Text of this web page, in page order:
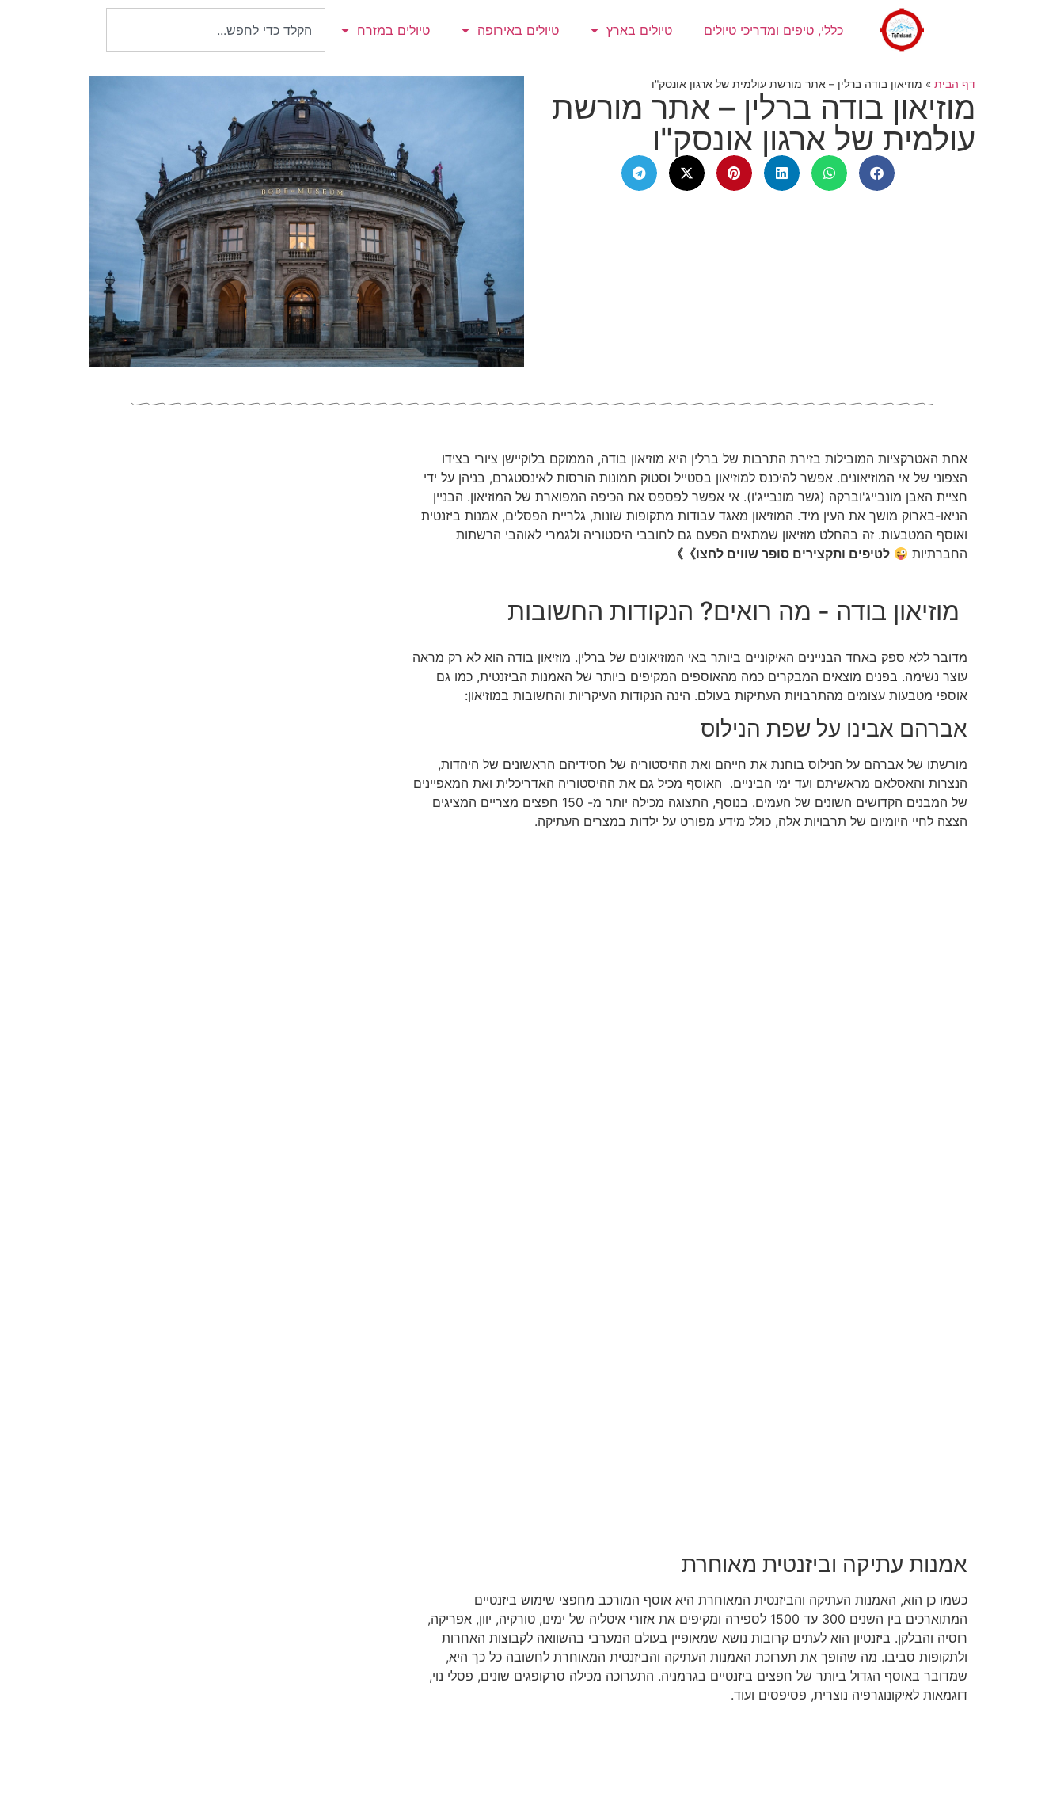
כללי, טיפים ומדריכי טיולים טיולים בארץ טיולים באירופה טיולים במזרח
דף הבית » מוזיאון בודה ברלין – אתר מורשת עולמית של ארגון אונסק"ו
מוזיאון בודה ברלין – אתר מורשת
עולמית של ארגון אונסק"ו
אחת האטרקציות המובילות בזירת התרבות של ברלין היא מוזיאון בודה, הממוקם בלוקיישן ציורי בצידו
הצפוני של אי המוזיאונים. אפשר להיכנס למוזיאון בסטייל וסטוק תמונות הורסות לאינסטגרם, בניהן על ידי
חציית האבן מונבייג'וברקה (גשר מונבייג'ו). אי אפשר לפספס את הכיפה המפוארת של המוזיאון. הבניין
הניאו-בארוק מושך את העין מיד. המוזיאון מאגד עבודות מתקופות שונות, גלריית הפסלים, אמנות ביזנטית
ואוסף המטבעות. זה בהחלט מוזיאון שמתאים הפעם גם לחובבי היסטוריה ולגמרי לאוהבי הרשתות
החברתיות
לטיפים ותקצירים סופר שווים לחצו》》
מוזיאון בודה - מה רואים? הנקודות החשובות
מדובר ללא ספק באחד הבניינים האיקוניים ביותר באי המוזיאונים של ברלין. מוזיאון בודה הוא לא רק מראה
עוצר נשימה. בפנים מוצאים המבקרים כמה מהאוספים המקיפים ביותר של האמנות הביזנטית, כמו גם
אוספי מטבעות עצומים מהתרבויות העתיקות בעולם. הינה הנקודות העיקריות והחשובות במוזיאון:
אברהם אבינו על שפת הנילוס
מורשתו של אברהם על הנילוס בוחנת את חייהם ואת ההיסטוריה של חסידיהם הראשונים של היהדות,
הנצרות והאסלאם מראשיתם ועד ימי הביניים. האוסף מכיל גם את ההיסטוריה האדריכלית ואת המאפיינים
של המבנים הקדושים השונים של העמים. בנוסף, התצוגה מכילה יותר מ- 150 חפצים מצריים המציגים
הצצה לחיי היומיום של תרבויות אלה, כולל מידע מפורט על ילדות במצרים העתיקה.
אמנות עתיקה וביזנטית מאוחרת
כשמו כן הוא, האמנות העתיקה והביזנטית המאוחרת היא אוסף המורכב מחפצי שימוש ביזנטיים
המתוארכים בין השנים 300 עד 1500 לספירה ומקיפים את אזורי איטליה של ימינו, טורקיה, יוון, אפריקה,
רוסיה והבלקן. ביזנטיון הוא לעתים קרובות נושא שמאופיין בעולם המערבי בהשוואה לקבוצות האחרות
ולתקופות סביבו. מה שהופך את תערוכת האמנות העתיקה והביזנטית המאוחרת לחשובה כל כך היא,
שמדובר באוסף הגדול ביותר של חפצים ביזנטיים בגרמניה. התערוכה מכילה סרקופגים שונים, פסלי נוי,
דוגמאות לאיקונוגרפיה נוצרית, פסיפסים ועוד.